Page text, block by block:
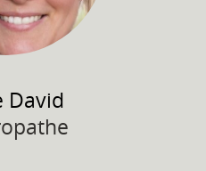
David